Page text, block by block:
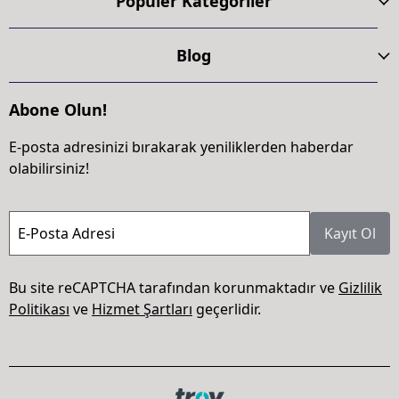
Blog
Abone Olun!
E-posta adresinizi bırakarak yeniliklerden haberdar
olabilirsiniz!
E-Posta Adresi Kayıt Ol
Bu site reCAPTCHA tarafından korunmaktadır ve Gizlilik
Politikası ve Hizmet Şartları geçerlidir.